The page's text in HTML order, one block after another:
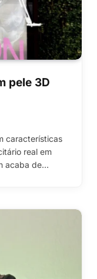
pele 3D
características
real em
acaba de…